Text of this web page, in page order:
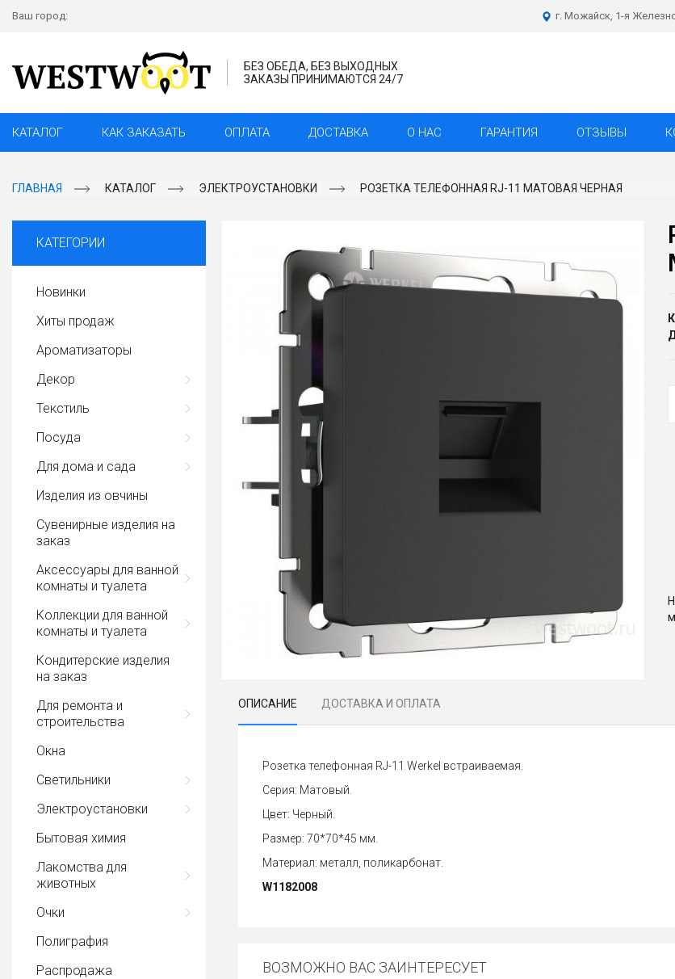
Ваш город: г. Можайск, 1-я
БЕЗ ОБЕДА, БЕЗ ВЫХОДНЫХ
ЗАКАЗЫ ПРИНИМАЮТСЯ 24/7
КАТАЛОГ КАК ЗАКАЗАТЬ ОПЛАТА ДОСТАВКА О НАС ГАРАНТИЯ ОТЗЫВЫ
ГЛАВНАЯ КАТАЛОГ ЭЛЕКТРОУСТАНОВКИ РОЗЕТКА ТЕЛЕФОННАЯ RJ-11 МАТОВАЯ ЧЕРНАЯ
КАТЕГОРИИ
Новинки
Хиты продаж
Ароматизаторы
Декор
Текстиль
Посуда
Для дома и сада
Изделия из овчины
Сувенирные изделия на
заказ
Аксессуары для ванной
комнаты и туалета
Коллекции для ванной
комнаты и туалета
Кондитерские изделия
на заказ
Для ремонта и
строительства
Окна
Светильники
Электроустановки
Бытовая химия
Лакомства для
животных
Очки
Полиграфия
Распродажа
ОПИСАНИЕ ДОСТАВКА И ОПЛАТА
Розетка телефонная RJ-11 Werkel встраиваемая.
Серия: Матовый.
Цвет: Черный.
Размер: 70*70*45 мм.
Материал: металл, поликарбонат.
W1182008
ВОЗМОЖНО ВАС ЗАИНТЕРЕСУЕТ